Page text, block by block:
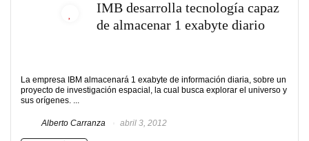
IMB desarrolla tecnología capaz
de almacenar 1 exabyte diario
La empresa IBM almacenará 1 exabyte de información diaria, sobre un
proyecto de investigación espacial, la cual busca explorar el universo y
sus orígenes. ...
Alberto Carranza abril 3, 2012